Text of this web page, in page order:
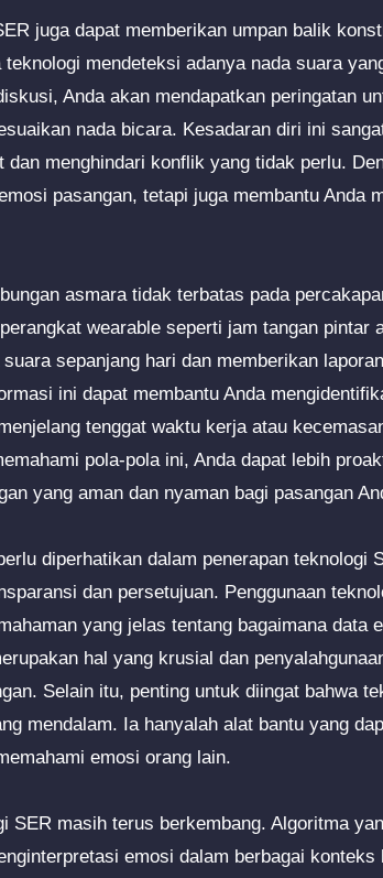
juga dapat memberikan umpan balik
mendeteksi adanya nada suara
Anda akan mendapatkan peringatan
nada bicara. Kesadaran diri ini
dan menghindari konflik yang tidak perlu.
pasangan, tetapi juga membantu Anda
asmara tidak terbatas pada
wearable seperti jam tangan pintar
sepanjang hari dan memberikan
ini dapat membantu Anda
tenggat waktu kerja atau
pola-pola ini, Anda dapat lebih
yang aman dan nyaman bagi pasangan
diperhatikan dalam penerapan teknologi
dan persetujuan. Penggunaan
yang jelas tentang bagaimana data
hal yang krusial dan
Selain itu, penting untuk diingat bahwa
mendalam. Ia hanyalah alat bantu yang
emosi orang lain.
SER masih terus berkembang. Algoritma
emosi dalam berbagai konteks